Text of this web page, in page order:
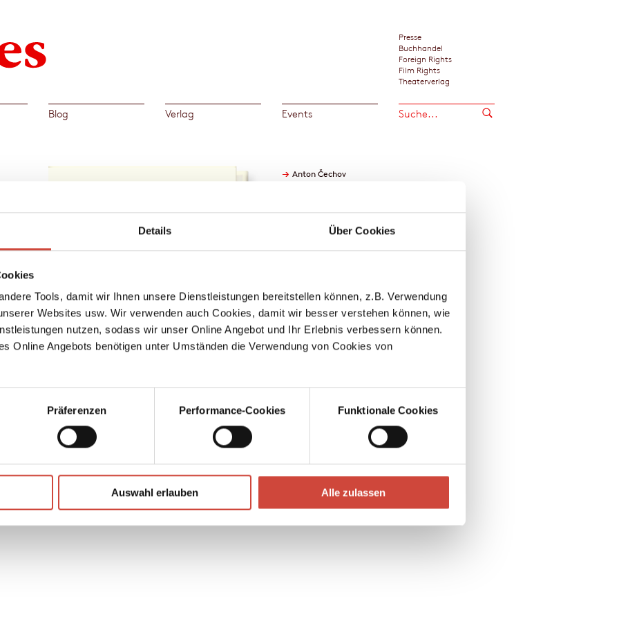
Details Über Cookies
Tools, damit wir Ihnen unsere Dienstleistungen bereitstellen können, z.B. Verwendung
Websites usw. Wir verwenden auch Cookies, damit wir besser verstehen können, wie
nutzen, sodass wir unser Online Angebot und Ihr Erlebnis verbessern können.
Online Angebots benötigen unter Umständen die Verwendung von Cookies von
Präferenzen Performance-Cookies Funktionale Cookies
Auswahl erlauben Alle zulassen
Presse
Buchhandel
Foreign Rights
Film Rights
Theaterverlag
Blog Verlag Events
Download Bilddatei
→ Anton Čechov